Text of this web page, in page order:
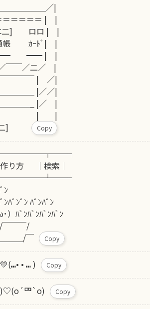
＿＿＿＿／|
＝＝＝＝ | |
] ロロ | |
ｶｰﾄﾞ| |
━━ | |
￣￣／二／ |
￣￣￣ | ／|
＿＿＿ |／／|
＿＿＿_ |／ |
| |
]
Copy
作り方 │検索│
ﾝ
ﾝﾊﾞﾝﾞﾝ ﾊﾞﾝﾊﾞﾝ
）ﾊﾞﾝﾊﾞﾝﾊﾞﾝﾊﾞﾝ
/￣￣￣/
＿/￣
Copy
• ⑉ ) Copy
罒`o) Copy